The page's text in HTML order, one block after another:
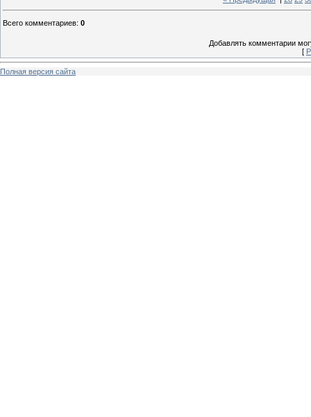
Всего комментариев: 0
Добавлять комментарии
[
Полная версия сайта